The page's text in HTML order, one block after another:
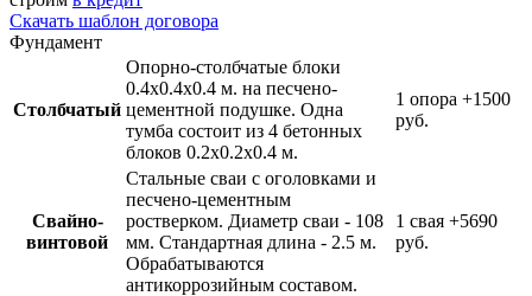
Скачать шаблон договора
Фундамент
Столбчатый
Опорно-столбчатые блоки
0.4х0.4х0.4 м. на песчено-
цементной подушке. Одна
тумба состоит из 4 бетонных
блоков 0.2х0.2х0.4 м.
1 опора +1500
руб.
Свайно-
винтовой
Стальные сваи с оголовками и
песчено-цементным
ростверком. Диаметр сваи - 108
мм. Стандартная длина - 2.5 м.
Обрабатываются
антикоррозийным составом.
1 свая +5690
руб.